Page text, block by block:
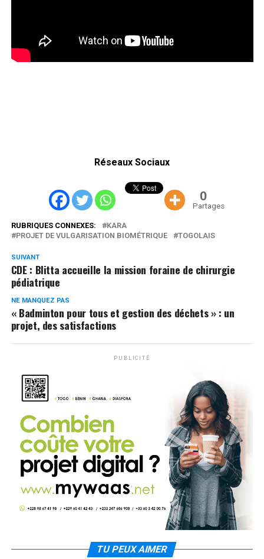
Réseaux Sociaux
0
Partages
RUBRIQUES CONNEXES:
KARA
PROJET DE VULGARISATION BIOMÉTRIQUE
TOGOLAIS
SUIVANT
CDE : Blitta accueille la mission foraine de chirurgie
pédiatrique
NE MANQUEZ PAS
« Badminton pour tous et gestion des déchets » : un
projet, des satisfactions
PUBLICITÉ
TU PEUX AIMER